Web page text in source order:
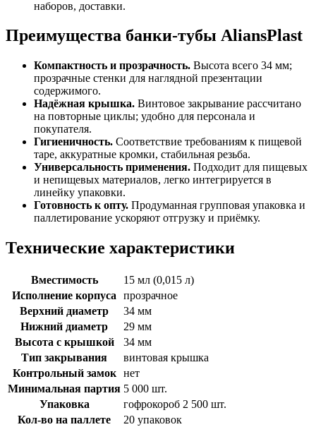
наборов, доставки.
Преимущества банки-тубы AliansPlast
Компактность и прозрачность. Высота всего 34 мм;
прозрачные стенки для наглядной презентации
содержимого.
Надёжная крышка. Винтовое закрывание рассчитано
на повторные циклы; удобно для персонала и
покупателя.
Гигиеничность. Соответствие требованиям к пищевой
таре, аккуратные кромки, стабильная резьба.
Универсальность применения. Подходит для пищевых
и непищевых материалов, легко интегрируется в
линейку упаковки.
Готовность к опту. Продуманная групповая упаковка и
паллетирование ускоряют отгрузку и приёмку.
Технические характеристики
Вместимость
15 мл (0,015 л)
Исполнение корпуса
прозрачное
Верхний диаметр
34 мм
Нижний диаметр
29 мм
Высота с крышкой
34 мм
Тип закрывания
винтовая крышка
Контрольный замок
нет
Минимальная партия 5 000 шт.
Упаковка
гофрокороб 2 500 шт.
Кол-во на паллете
20 упаковок